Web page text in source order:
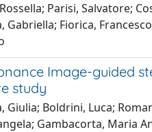
Parisi, Salvatore;
Gabriella; Fiorica,
Image-guided
study
Giulia; Boldrini, Luca;
Gambacorta, Maria